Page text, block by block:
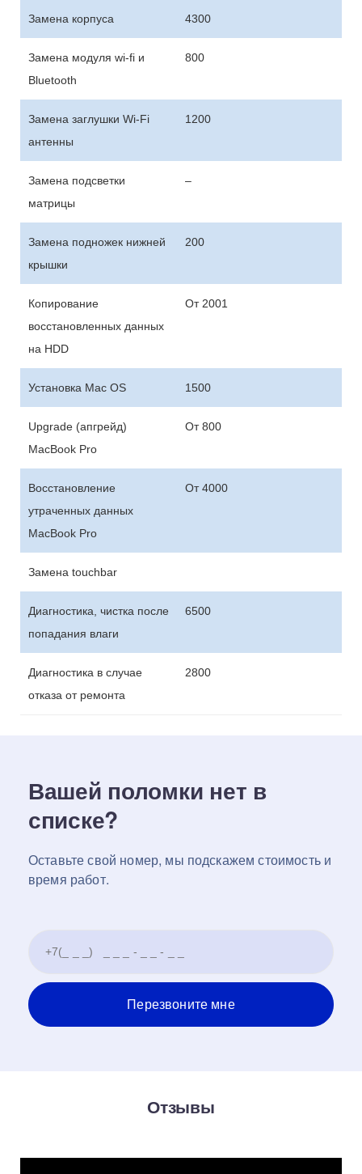
Замена корпуса 4300
Замена модуля wi-fi и
Bluetooth
800
Замена заглушки Wi-Fi
антенны
1200
Замена подсветки
матрицы
–
Замена подножек нижней
крышки
200
Копирование
восстановленных данных
на HDD
От 2001
Установка Mac OS 1500
Upgrade (апгрейд)
MacBook Pro
От 800
Восстановление
утраченных данных
MacBook Pro
От 4000
Замена touchbar
Диагностика, чистка после
попадания влаги
6500
Диагностика в случае
отказа от ремонта
2800
Вашей поломки нет в
списке?
Оставьте свой номер, мы подскажем стоимость и
время работ.
Отзывы